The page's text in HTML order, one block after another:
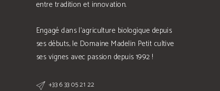
entre tradition et innovation.
Engagé dans l'agriculture biologique depuis
ses débuts, le Domaine Madelin Petit cultive
ses vignes avec passion depuis 1992 !
+33 6 33 05 21 22